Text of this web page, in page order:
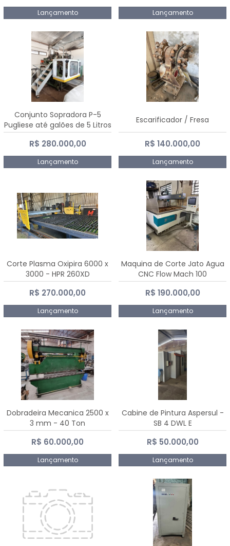
Lançamento Lançamento
Conjunto Sopradora P-5
Pugliese até galões de 5 Litros
R$ 280.000,00
Lançamento
Escarificador / Fresa
R$ 140.000,00
Lançamento
Corte Plasma Oxipira 6000 x
3000 - HPR 260XD
R$ 270.000,00
Lançamento
Maquina de Corte Jato Agua
CNC Flow Mach 100
R$ 190.000,00
Lançamento
Dobradeira Mecanica 2500 x
3 mm - 40 Ton
R$ 60.000,00
Lançamento
Cabine de Pintura Aspersul -
SB 4 DWL E
R$ 50.000,00
Lançamento